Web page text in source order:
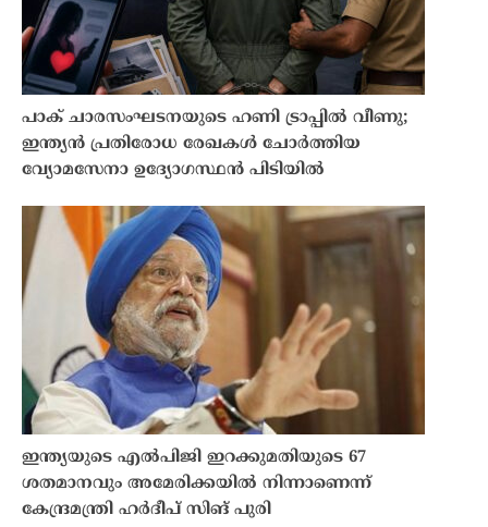
പാക് ചാരസംഘടനയുടെ ഹണി ട്രാപ്പിൽ വീണു;
ഇന്ത്യൻ പ്രതിരോധ രേഖകൾ ചോർത്തിയ
വ്യോമസേനാ ഉദ്യോഗസ്ഥൻ പിടിയിൽ
ഇന്ത്യയുടെ എൽപിജി ഇറക്കുമതിയുടെ 67
ശതമാനവും അമേരിക്കയിൽ നിന്നാണെന്ന്
കേന്ദ്രമന്ത്രി ഹർദീപ് സിങ് പുരി